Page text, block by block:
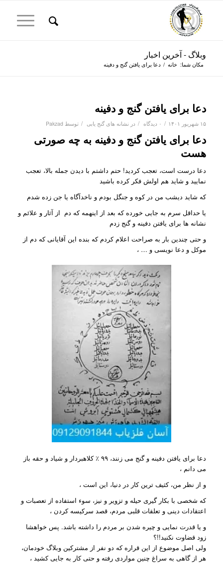
وبلاگ - آخرین اخبار
مکان شما: خانه / دعا برای یافتن گنج و دفینه
دعا برای یافتن گنج و دفینه
۱۵ شهریور ۱۴۰۱ / ۰ دیدگاه / در نشانه های گنج یابی / توسط Pakzad
دعا برای یافتن گنج و دفینه به چه صورتی
هست
دعا درست است، تعجب کردید! حتم داشتم با دیدن جمله بالا، تعجب
نمایید و شاید هم اولش فکر کرده باشید
که شاید دیشب من در کوه و جنگل بودم و ناخدآگاه یا جن زده شدم
یا حداقل سرم به جایی خورده که بعد از اینهمه که دم از آثار و علائم و
نشانه ها برای یافتن دفینه و گنج زدم
و حتی چندین بار به صراحت اعلام کردم که بنده این آقایانی که دم از
موکل و دعا نویسی و … ،
دعا برای یافتن دفینه و گنج می زنند، ۹۹ ٪ کلاهبردار و شیاد و حقه باز
می دانم ،
و از نظر من، کثیف ترین کار در دنیا، این است ،
که شخصی با بکار گیری حیله و تزویر و نیز، سوء استفاده از تعصبات و
اعتقادات دینی و تعلقات قلبی مردم، قصد سرکیسه کردن ،
و یا قدرت نمایی و چیره شدن بر مردم را داشته باشد. پس خواهشا
زود قضاوت نکنید!!؟
ولی اصل موضوع از این قراره که دو نفر از مشترکین وبلاگ خودمان،
هر از گاهی به سراغ چنین مواردی رفته و حتی کار به جایی کشید ،